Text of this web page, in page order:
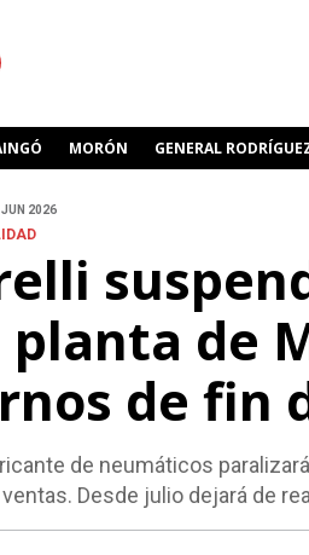
MORÓN GENERAL
JUN 2026
planta de
de fin
de neumáticos
Desde julio dejará de